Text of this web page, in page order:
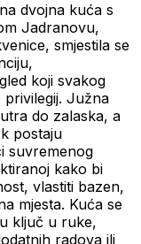
dvojna kuća s
Jadranovu,
smjestila se
koji svakog
Južna
do zalaska, a
postaju
suvremenog
kako bi
vlastiti bazen,
mjesta. Kuća se
ključ u ruke,
radova ili